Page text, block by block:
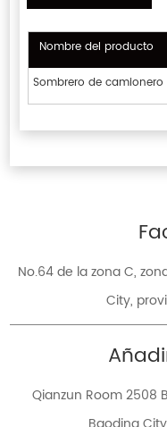
Nombre del producto
Sombrero de
No.64 de la zona C,
City,
Qianzun Room 2508